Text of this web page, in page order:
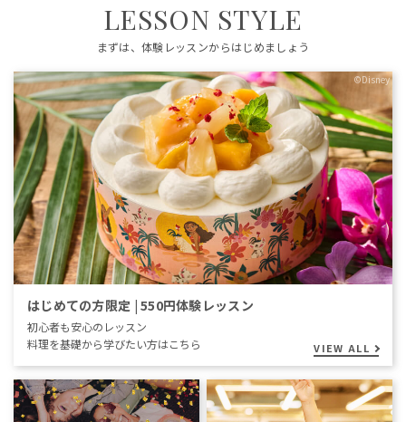
LESSON STYLE
まずは、体験レッスンからはじめましょう
©Disney
はじめての方限定 | 550円体験レッスン
初心者も安心のレッスン
料理を基礎から学びたい方はこちら
VIEW ALL